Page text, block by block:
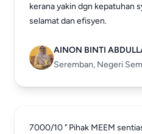
kerana yakin dgn kepatuhan
selamat dan efisyen.
AINON BINTI
Seremban, Negeri
7000/10 " Pihak MEEM